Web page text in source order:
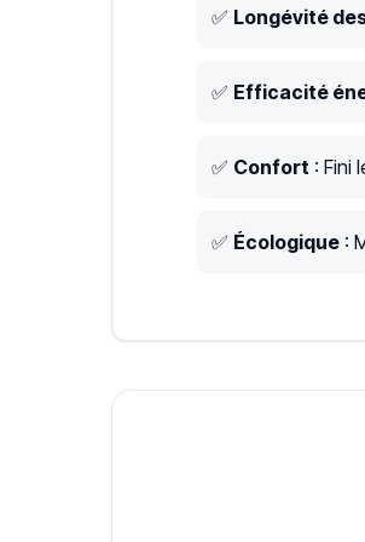
✅ Longévité
✅ Efficacité
✅ Confort : Fini
✅ Écologique :